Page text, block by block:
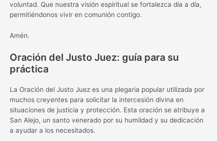
voluntad. Que nuestra visión espiritual se fortalezca día a día,
permitiéndonos vivir en comunión contigo.
Amén.
Oración del Justo Juez: guía para su
práctica
La Oración del Justo Juez es una plegaria popular utilizada por
muchos creyentes para solicitar la intercesión divina en
situaciones de justicia y protección. Esta oración se atribuye a
San Alejo, un santo venerado por su humildad y su dedicación
a ayudar a los necesitados.